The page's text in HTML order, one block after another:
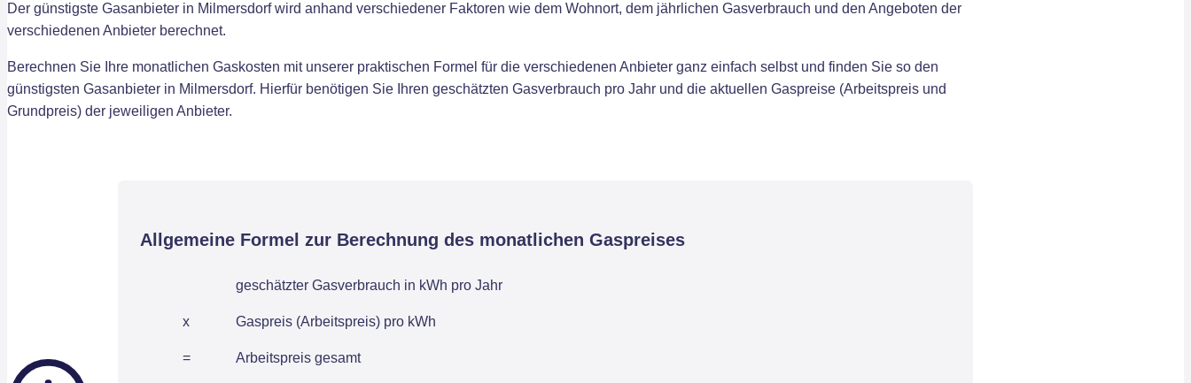
Der günstigste Gasanbieter in Milmersdorf wird anhand verschiedener Faktoren wie dem Wohnort, dem jährlichen Gasverbrauch und den Angeboten der
verschiedenen Anbieter berechnet.
Berechnen Sie Ihre monatlichen Gaskosten mit unserer praktischen Formel für die verschiedenen Anbieter ganz einfach selbst und finden Sie so den
günstigsten Gasanbieter in Milmersdorf. Hierfür benötigen Sie Ihren geschätzten Gasverbrauch pro Jahr und die aktuellen Gaspreise (Arbeitspreis und
Grundpreis) der jeweiligen Anbieter.
Allgemeine Formel zur Berechnung des monatlichen Gaspreises
geschätzter Gasverbrauch in kWh pro Jahr
x Gaspreis (Arbeitspreis) pro kWh
= Arbeitspreis gesamt